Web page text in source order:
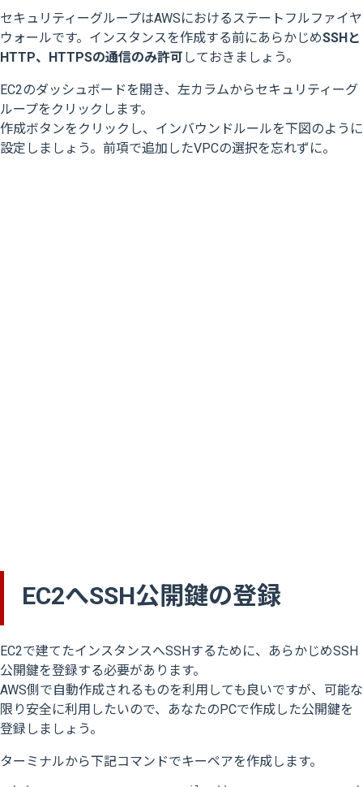
セキュリティーグループはAWSにおけるステートフルファイヤ
ウォールです。インスタンスを作成する前にあらかじめSSHと
HTTP、HTTPSの通信のみ許可 しておきましょう。
EC2のダッシュボードを開き、左カラムからセキュリティーグ
ループをクリックします。
作成ボタンをクリックし、インバウンドルールを下図のように
設定しましょう。前項で追加したVPCの選択を忘れずに。
EC2へSSH公開鍵の登録
EC2で建てたインスタンスへSSHするために、あらかじめSSH
公開鍵を登録する必要があります。
AWS側で自動作成されるものを利用しても良いですが、可能な
限り安全に利用したいので、あなたのPCで作成した公開鍵を
登録しましょう。
ターミナルから下記コマンドでキーペアを作成します。